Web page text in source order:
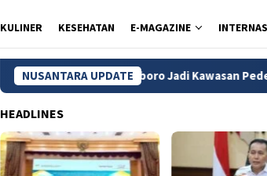
KULINER KESEHATAN E-MAGAZINE
NUSANTARA UPDATE
Malioboro Jadi Kawasan Pedestrian
HEADLINES